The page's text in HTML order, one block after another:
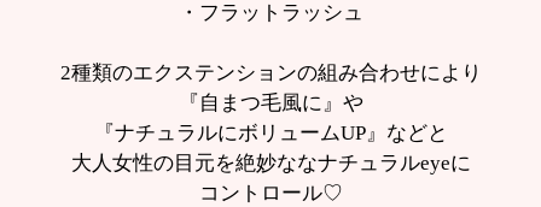
・フラットラッシュ
2種類のエクステンションの組み合わせにより
『自まつ毛風に』や
『ナチュラルにボリュームUP』などと
大人女性の目元を絶妙ななナチュラルeyeに
コントロール♡